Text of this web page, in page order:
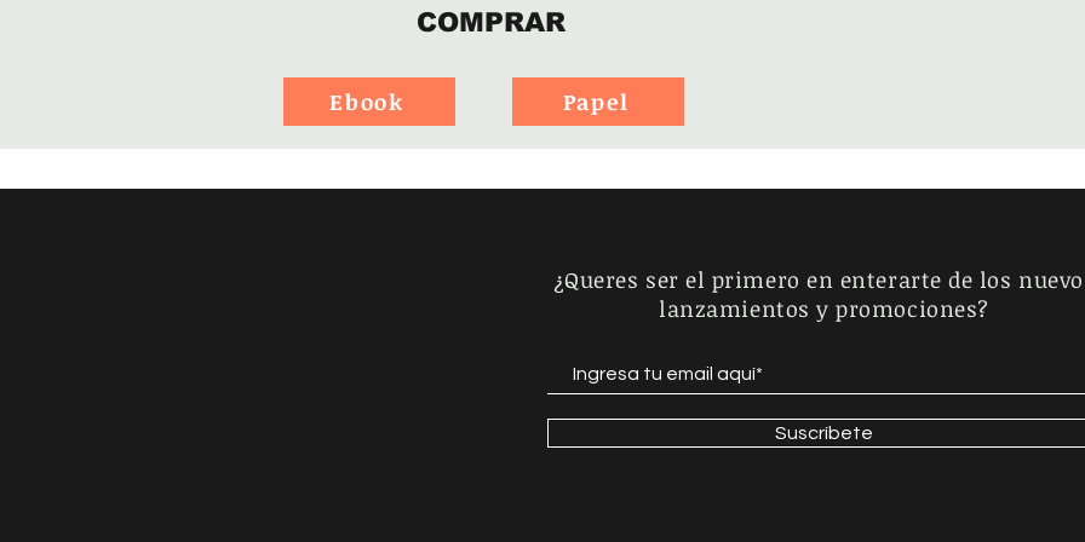
COMPRAR
Ebook Papel
¿Queres ser el primero en enterarte de los
lanzamientos y promociones?
Suscríbete